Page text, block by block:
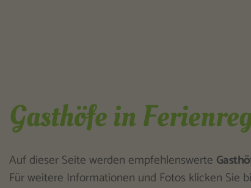
Gasthöfe in
Auf dieser Seite werden empfehlenswerte
Für weitere Informationen und Fotos klicken Sie